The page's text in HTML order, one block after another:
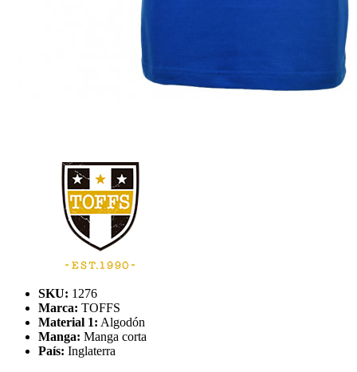
SKU: 1276
Marca: TOFFS
Material 1: Algodón
Manga: Manga corta
País: Inglaterra